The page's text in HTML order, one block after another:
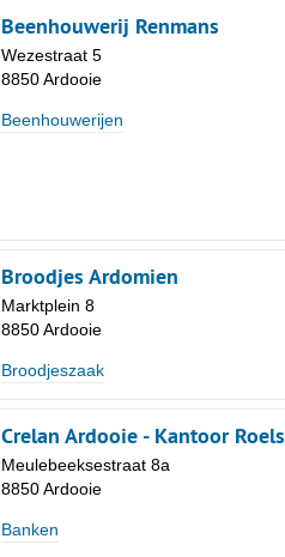
Beenhouwerij Renmans
Wezestraat 5
8850 Ardooie
Beenhouwerijen
Broodjes Ardomien
Marktplein 8
8850 Ardooie
Broodjeszaak
Crelan Ardooie - Kantoor Roels
Meulebeeksestraat 8a
8850 Ardooie
Banken